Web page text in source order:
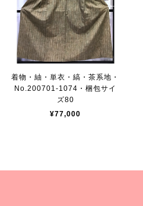
着物・紬・単衣・縞・茶系地・
No.200701-1074・梱包サイ
ズ80
¥77,000